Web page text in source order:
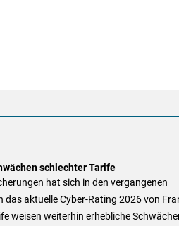
schlechter Tarife
hat sich in den vergangenen
aktuelle Cyber-Rating 2026 von
weisen weiterhin erhebliche